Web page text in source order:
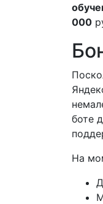
000
боте
На